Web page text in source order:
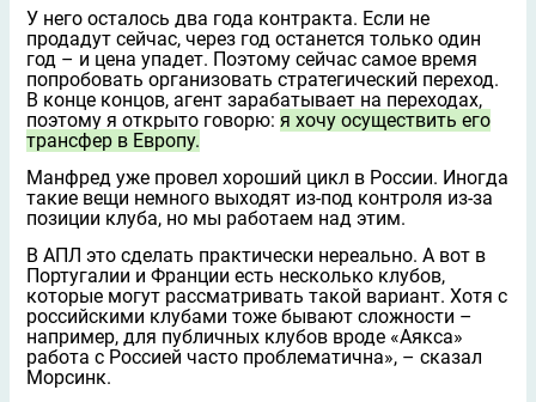
У него осталось два года контракта. Если не
продадут сейчас, через год останется только один
год – и цена упадет. Поэтому сейчас самое время
попробовать организовать стратегический переход.
В конце концов, агент зарабатывает на переходах,
поэтому я открыто говорю: я хочу осуществить его
трансфер в Европу.
Манфред уже провел хороший цикл в России. Иногда
такие вещи немного выходят из-под контроля из-за
позиции клуба, но мы работаем над этим.
В АПЛ это сделать практически нереально. А вот в
Португалии и Франции есть несколько клубов,
которые могут рассматривать такой вариант. Хотя с
российскими клубами тоже бывают сложности –
например, для публичных клубов вроде «Аякса»
работа с Россией часто проблематична», – сказал
Морсинк.